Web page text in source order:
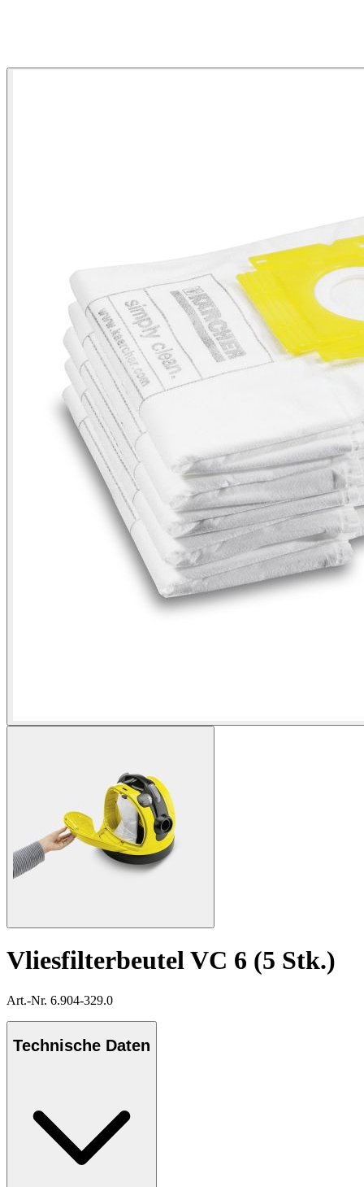
Vliesfilterbeutel VC 6 (5 Stk.)
Art.-Nr. 6.904-329.0
Technische Daten